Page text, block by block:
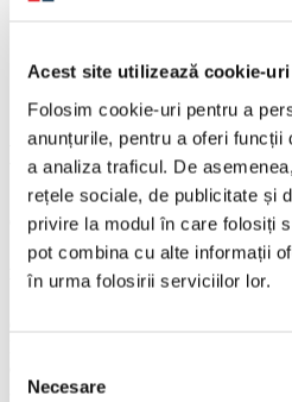
Acest site utilizează cookie-uri
Folosim cookie-uri pentru a
anunțurile, pentru a oferi funcții
a analiza traficul. De
rețele sociale, de publicitate și
privire la modul în care folosiți
pot combina cu alte informații
în urma folosirii serviciilor lor.
consimțământului
Necesare
De ce aceste reglementări?
Spania: de la plaje la
public
Spania este lider în materia
de localități de coastă, inclusiv
Sol, au interzis fumatul pe plaje, cu
Autorități locale penalizează și
Vigo, sancțiunile ajung la 750 de euro.
ebrietate evidentă, cu comportament
3.000 de euro. Aceste restricții se